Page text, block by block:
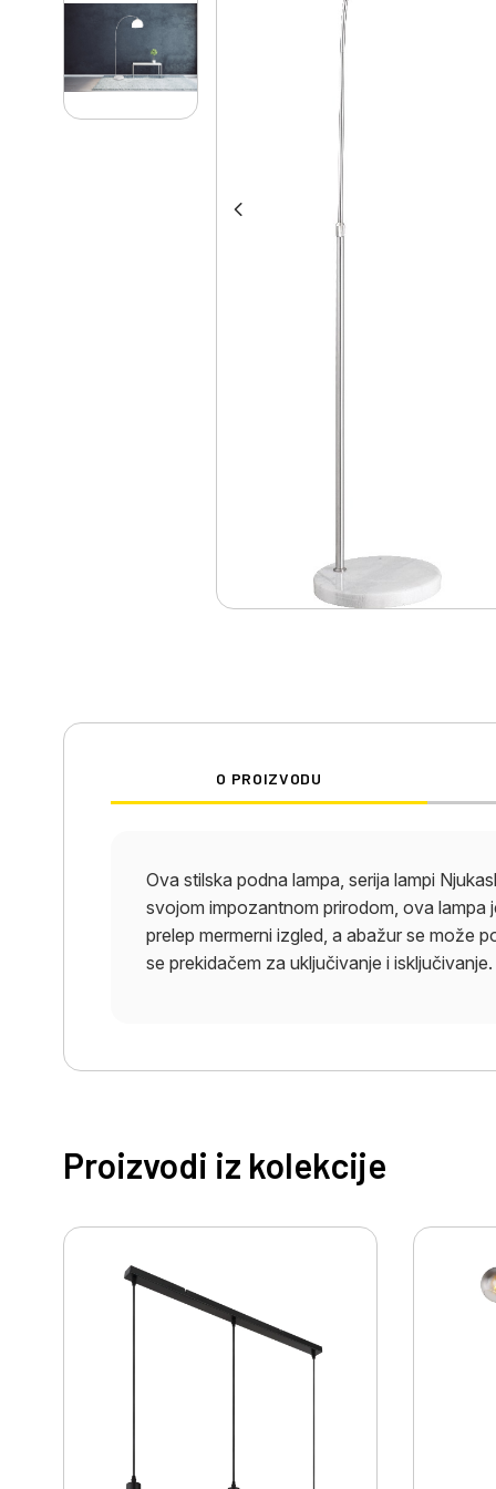
O PROIZVODU
Ova stilska podna lampa, serija lampi
svojom impozantnom prirodom, ova lampa
prelep mermerni izgled, a abažur se može
se prekidačem za uključivanje i isključivanje.
Proizvodi iz kolekcije